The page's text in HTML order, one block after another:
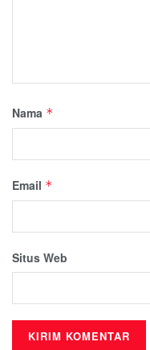
Nama *
Email *
Situs Web